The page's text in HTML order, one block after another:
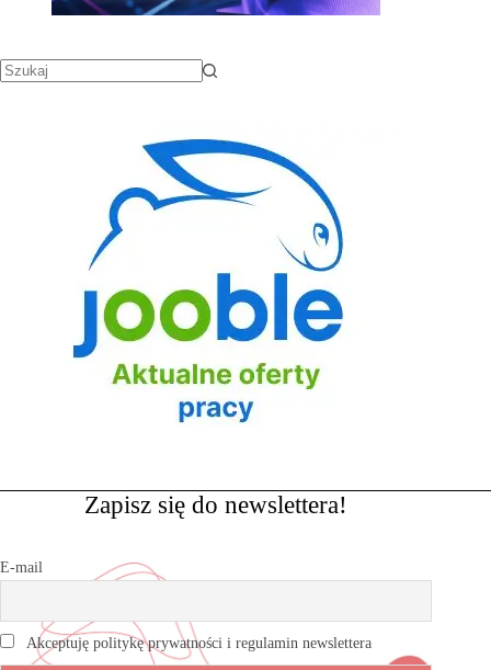
Zapisz się do newslettera!
E-mail
Akceptuję politykę prywatności i regulamin newslettera